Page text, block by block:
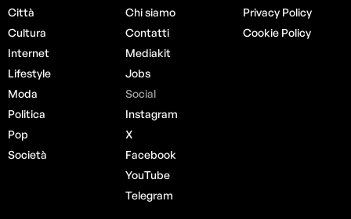
Città
Cultura
Internet
Lifestyle
Moda
Politica
Pop
Società
Chi siamo
Contatti
Mediakit
Jobs
Social
Instagram
X
Facebook
YouTube
Telegram
Privacy Policy
Cookie Policy